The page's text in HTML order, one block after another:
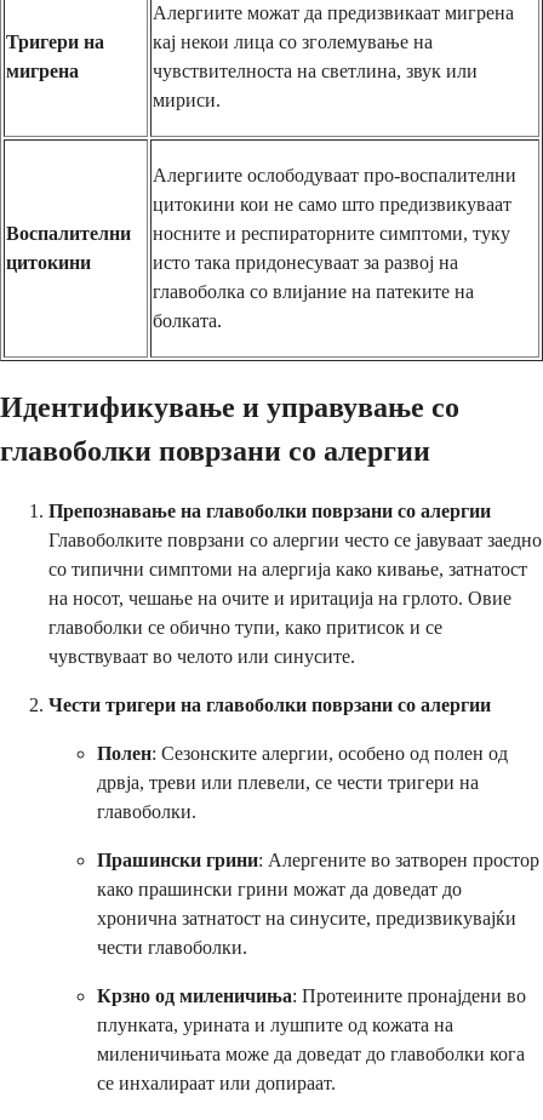
Тригери на
мигрена
Алергиите можат да предизвикаат мигрена
кај некои лица со зголемување на
чувствителноста на светлина, звук или
мириси.
Воспалителни
цитокини
Алергиите ослободуваат про-воспалителни
цитокини кои не само што предизвикуваат
носните и респираторните симптоми, туку
исто така придонесуваат за развој на
главоболка со влијание на патеките на
болката.
Идентификување и управување со
главоболки поврзани со алергии
Препознавање на главоболки поврзани со алергии
Главоболките поврзани со алергии често се јавуваат заедно
со типични симптоми на алергија како кивање, затнатост
на носот, чешање на очите и иритација на грлото. Овие
главоболки се обично тупи, како притисок и се
чувствуваат во челото или синусите.
Чести тригери на главоболки поврзани со алергии
Полен: Сезонските алергии, особено од полен од
дрвја, треви или плевели, се чести тригери на
главоболки.
Прашински грини: Алергените во затворен простор
како прашински грини можат да доведат до
хронична затнатост на синусите, предизвикувајќи
чести главоболки.
Крзно од миленичиња: Протеините пронајдени во
плунката, урината и лушпите од кожата на
миленичињата може да доведат до главоболки кога
се инхалираат или допираат.